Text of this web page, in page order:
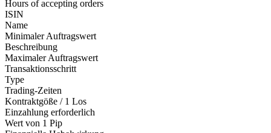
Hours of accepting orders
ISIN
Name
Minimaler Auftragswert
Beschreibung
Maximaler Auftragswert
Transaktionsschritt
Type
Trading-Zeiten
Kontraktgöße / 1 Los
Einzahlung erforderlich
Wert von 1 Pip